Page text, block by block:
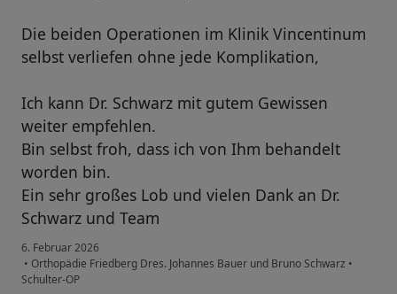
Die beiden Operationen im Klinik Vincentinum
selbst verliefen ohne jede Komplikation,
Ich kann Dr. Schwarz mit gutem Gewissen
weiter empfehlen.
Bin selbst froh, dass ich von Ihm behandelt
worden bin.
Ein sehr großes Lob und vielen Dank an Dr.
Schwarz und Team
6. Februar 2026
• Orthopädie Friedberg Dres. Johannes Bauer und Bruno Schwarz •
Schulter-OP